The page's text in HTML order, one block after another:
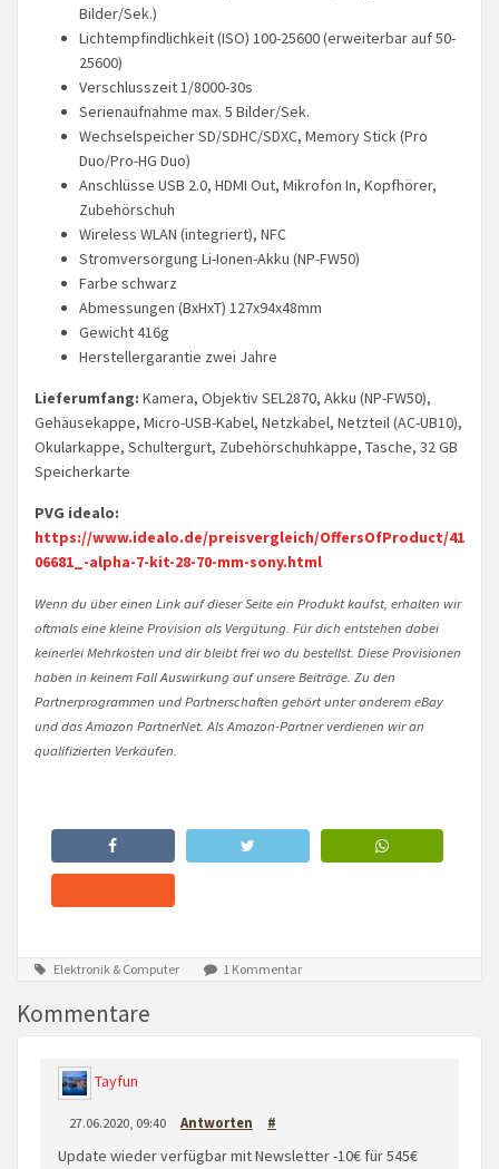
Bilder/Sek.)
Lichtempfindlichkeit (ISO) 100-25600 (erweiterbar auf 50-
25600)
Verschlusszeit 1/8000-30s
Serienaufnahme max. 5 Bilder/Sek.
Wechselspeicher SD/SDHC/SDXC, Memory Stick (Pro
Duo/Pro-HG Duo)
Anschlüsse USB 2.0, HDMI Out, Mikrofon In, Kopfhörer,
Zubehörschuh
Wireless WLAN (integriert), NFC
Stromversorgung Li-Ionen-Akku (NP-FW50)
Farbe schwarz
Abmessungen (BxHxT) 127x94x48mm
Gewicht 416g
Herstellergarantie zwei Jahre
Lieferumfang: Kamera, Objektiv SEL2870, Akku (NP-FW50),
Gehäusekappe, Micro-USB-Kabel, Netzkabel, Netzteil (AC-UB10),
Okularkappe, Schultergurt, Zubehörschuhkappe, Tasche, 32 GB
Speicherkarte
PVG idealo:
https://www.idealo.de/preisvergleich/OffersOfProduct/41
06681_-alpha-7-kit-28-70-mm-sony.html
Wenn du über einen Link auf dieser Seite ein Produkt kaufst, erhalten wir
oftmals eine kleine Provision als Vergütung. Für dich entstehen dabei
keinerlei Mehrkosten und dir bleibt frei wo du bestellst. Diese Provisionen
haben in keinem Fall Auswirkung auf unsere Beiträge. Zu den
Partnerprogrammen und Partnerschaften gehört unter anderem eBay
und das Amazon PartnerNet. Als Amazon-Partner verdienen wir an
qualifizierten Verkäufen.
Elektronik & Computer 1 Kommentar
Kommentare
Tayfun
27.06.2020, 09:40 Antworten #
Update wieder verfügbar mit Newsletter -10€ für 545€